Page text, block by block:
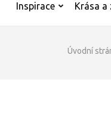
Inspirace Krása a
Úvodní